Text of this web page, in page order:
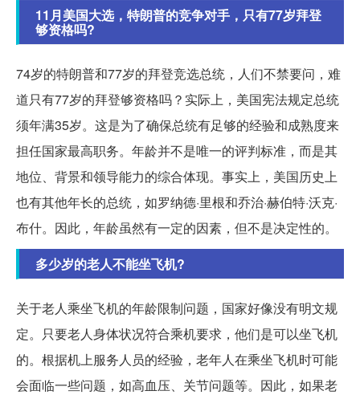
11月美国大选，特朗普的竞争对手，只有77岁拜登
够资格吗?
74岁的特朗普和77岁的拜登竞选总统，人们不禁要问，难
道只有77岁的拜登够资格吗？实际上，美国宪法规定总统
须年满35岁。这是为了确保总统有足够的经验和成熟度来
担任国家最高职务。年龄并不是唯一的评判标准，而是其
地位、背景和领导能力的综合体现。事实上，美国历史上
也有其他年长的总统，如罗纳德·里根和乔治·赫伯特·沃克·
布什。因此，年龄虽然有一定的因素，但不是决定性的。
多少岁的老人不能坐飞机?
关于老人乘坐飞机的年龄限制问题，国家好像没有明文规
定。只要老人身体状况符合乘机要求，他们是可以坐飞机
的。根据机上服务人员的经验，老年人在乘坐飞机时可能
会面临一些问题，如高血压、关节问题等。因此，如果老